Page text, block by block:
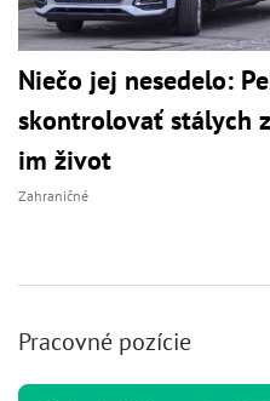
Niečo jej nesedelo:
skontrolovať stálych
im život
Zahraničné
Pracovné pozície